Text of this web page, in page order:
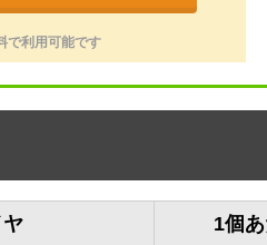
で利用可能です
1個